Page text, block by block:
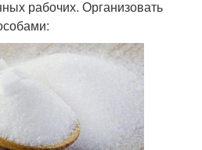
рабочих. Организовать